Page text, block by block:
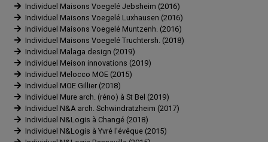
Individuel Maisons Voegelé Jebsheim (2016)
Individuel Maisons Voegelé Luxhausen (2016)
Individuel Maisons Voegelé Muntzenh. (2016)
Individuel Maisons Voegelé Truchtersh. (2018)
Individuel Malaga design (2019)
Individuel Meison innovations (2019)
Individuel Melocco MOE (2015)
Individuel MOE Gillier (2018)
Individuel Mure arch. (réno) à St Bel (2019)
Individuel N&A arch. Schwindratzheim (2017)
Individuel N&Logis à Changé (2018)
Individuel N&Logis à Yvré l'évêque (2015)